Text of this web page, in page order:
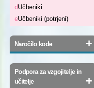
dUčbeniki
eUčbeniki (potrjeni)
Naročilo kode +
Podpora za vzgojitelje in
učitelje
+